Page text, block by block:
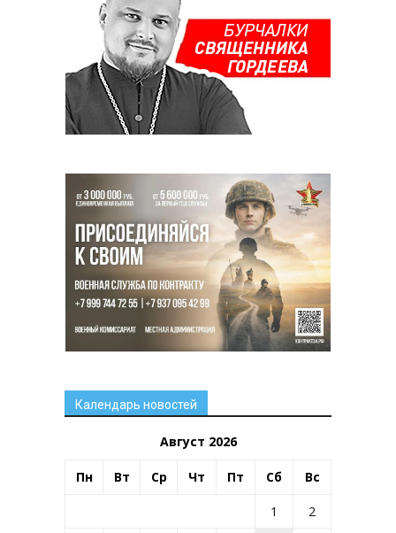
Календарь новостей
Август 2026
Пн Вт Ср Чт Пт Сб Вс
1
2